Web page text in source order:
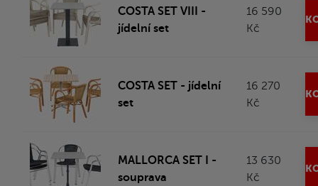
COSTA SET VIII -
jídelní set
16 590
Kč
COSTA SET - jídelní
set
16 270
Kč
MALLORCA SET I -
souprava
13 630
Kč